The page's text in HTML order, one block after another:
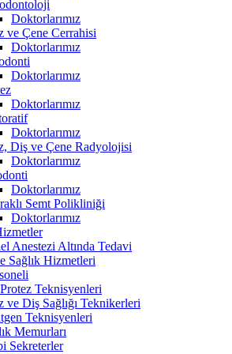
Doktorlarımız
ve Çene Cerrahisi
Doktorlarımız
Doktorlarımız
Doktorlarımız
Doktorlarımız
Diş ve Çene Radyolojisi
Doktorlarımız
Doktorlarımız
Semt Polikliniği
Doktorlarımız
Anestezi Altında Tedavi
Sağlık Hizmetleri
Teknisyenleri
ve Diş Sağlığı Teknikerleri
Teknisyenleri
Memurları
Sekreterler